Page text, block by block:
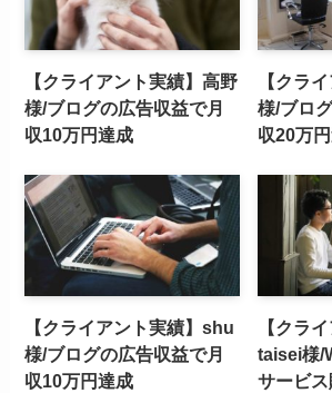
【クライアント実績】高野
様/ブログの広告収益で月
収10万円達成
【クラ
様/ブロ
収20万
【クライアント実績】shu
様/ブログの広告収益で月
収10万円達成
【クラ
taisei様/
サービ